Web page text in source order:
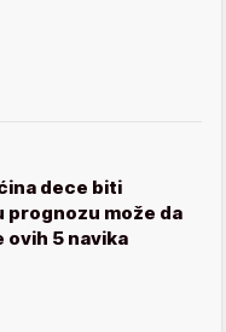
dece biti
prognozu može da
ovih 5 navika